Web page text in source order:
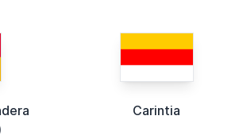
Carintia